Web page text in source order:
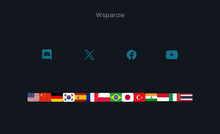
Wsparcie